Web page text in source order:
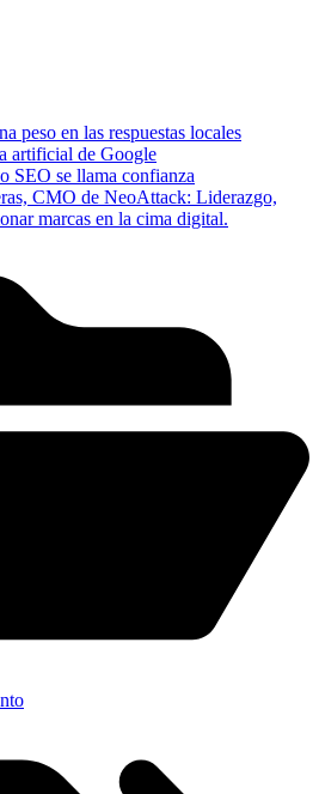
peso en las respuestas locales
artificial de Google
SEO se llama confianza
CMO de NeoAttack: Liderazgo,
marcas en la cima digital.